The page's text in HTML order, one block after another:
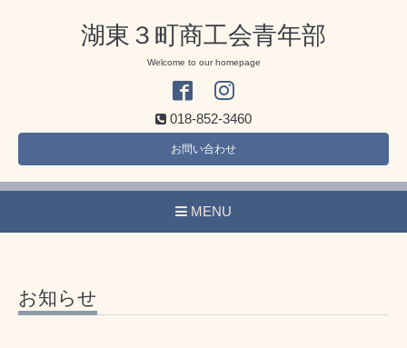
湖東３町商工会青年部
Welcome to our homepage
018-852-3460
お問い合わせ
MENU
お知らせ